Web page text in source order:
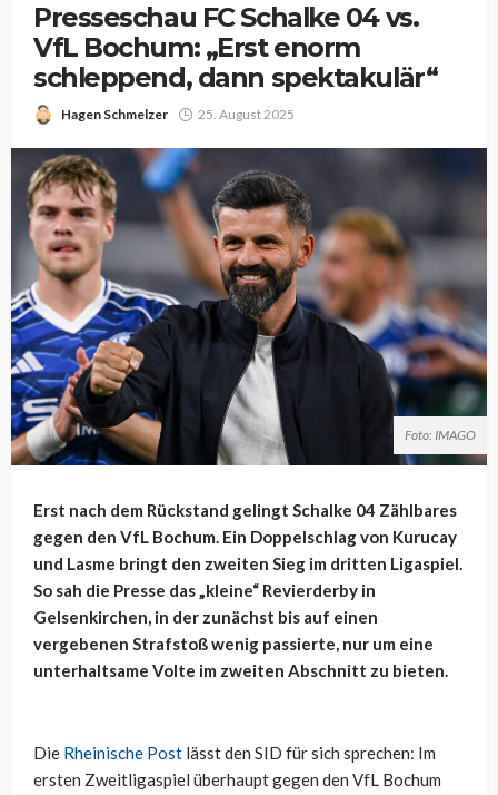
Presseschau FC Schalke 04 vs.
VfL Bochum: „Erst enorm
schleppend, dann spektakulär“
Hagen Schmelzer 25. August 2025
Foto: IMAGO
Erst nach dem Rückstand gelingt Schalke 04 Zählbares
gegen den VfL Bochum. Ein Doppelschlag von Kurucay
und Lasme bringt den zweiten Sieg im dritten Ligaspiel.
So sah die Presse das „kleine“ Revierderby in
Gelsenkirchen, in der zunächst bis auf einen
vergebenen Strafstoß wenig passierte, nur um eine
unterhaltsame Volte im zweiten Abschnitt zu bieten.
Die Rheinische Post lässt den SID für sich sprechen: Im
ersten Zweitligaspiel überhaupt gegen den VfL Bochum